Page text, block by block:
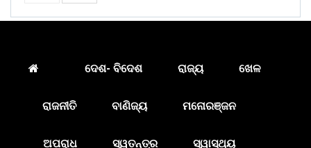
ଦେଶ- ବିଦେଶ ରାଜ୍ୟ ଖେଳ
ରାଜନୀତି ବାଣିଜ୍ୟ ମନୋରଞ୍ଜନ
ଅପରାଧ ସ୍ୱତନ୍ତ୍ର ସ୍ୱାସ୍ଥ୍ୟ